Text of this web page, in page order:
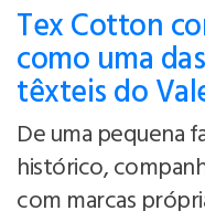
Tex Cotton
como uma
têxteis do
De uma pequena
histórico,
com marcas